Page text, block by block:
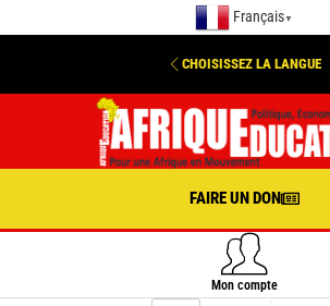
Français ▼
CHOISISSEZ LA LANGUE
FAIRE UN DON
Mon compte